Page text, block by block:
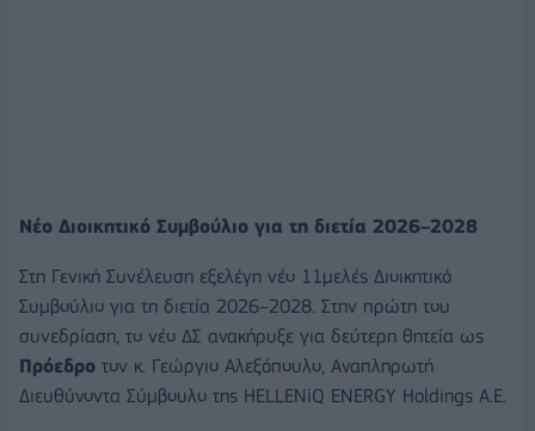
Νέο Διοικητικό Συμβούλιο για τη διετία 2026–2028
Στη Γενική Συνέλευση εξελέγη νέο 11μελές Διοικητικό
Συμβούλιο για τη διετία 2026–2028. Στην πρώτη του
συνεδρίαση, το νέο ΔΣ ανακήρυξε για δεύτερη θητεία ως
Πρόεδρο τον κ. Γεώργιο Αλεξόπουλο, Αναπληρωτή
Διευθύνοντα Σύμβουλο της HELLENiQ ENERGY Holdings Α.Ε.